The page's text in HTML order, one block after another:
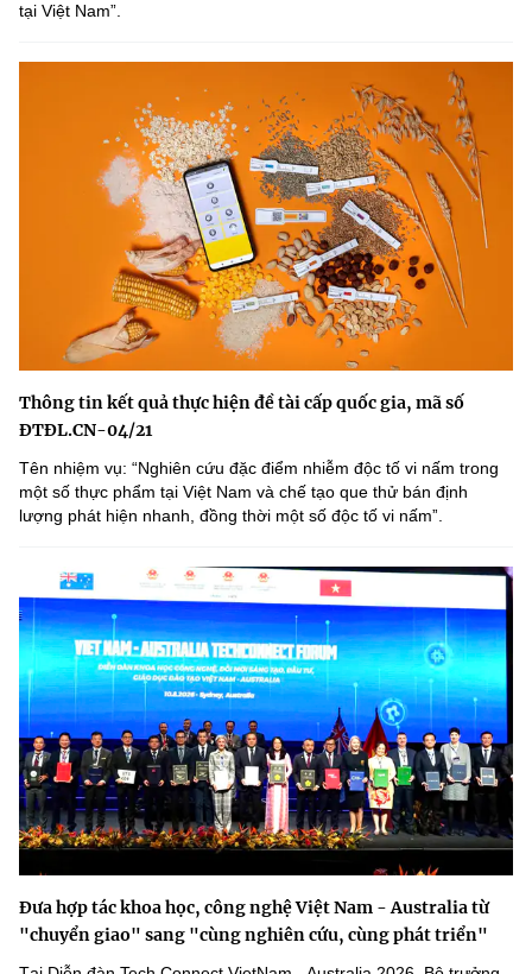
tại Việt Nam”.
Thông tin kết quả thực hiện đề tài cấp quốc gia, mã số
ĐTĐL.CN-04/21
Tên nhiệm vụ: “Nghiên cứu đặc điểm nhiễm độc tố vi nấm trong
một số thực phẩm tại Việt Nam và chế tạo que thử bán định
lượng phát hiện nhanh, đồng thời một số độc tố vi nấmˮ.
Đưa hợp tác khoa học, công nghệ Việt Nam - Australia từ
"chuyển giao" sang "cùng nghiên cứu, cùng phát triển"